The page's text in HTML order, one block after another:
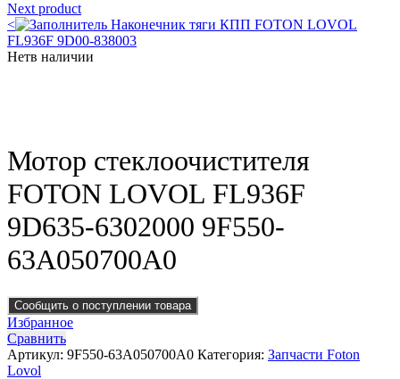
Next product
<
Наконечник тяги КПП FOTON LOVOL
FL936F 9D00-838003
Нетв наличии
Мотор стеклоочистителя
FOTON LOVOL FL936F
9D635-6302000 9F550-
63A050700A0
Сообщить о поступлении товара
Избранное
Сравнить
Артикул: 9F550-63A050700A0 Категория: Запчасти Foton
Lovol